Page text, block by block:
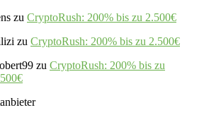
zu CryptoRush: 200% bis zu 2.500€
zu CryptoRush: 200% bis zu 2.500€
zu CryptoRush: 200% bis zu